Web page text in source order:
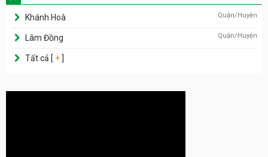
Khánh Hoà Quận/Huyện
Lâm Đồng Quận/Huyện
Tất cả [ + ]